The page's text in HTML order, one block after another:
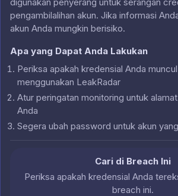
pengambilalihan akun. Jika informasi
akun Anda mungkin berisiko.
Apa yang Dapat Anda Lakukan
Periksa apakah kredensial Anda
menggunakan LeakRadar
Atur peringatan monitoring untuk
Anda
Segera ubah password untuk akun
Cari di Breach Ini
Periksa apakah kredensial Anda
breach ini.